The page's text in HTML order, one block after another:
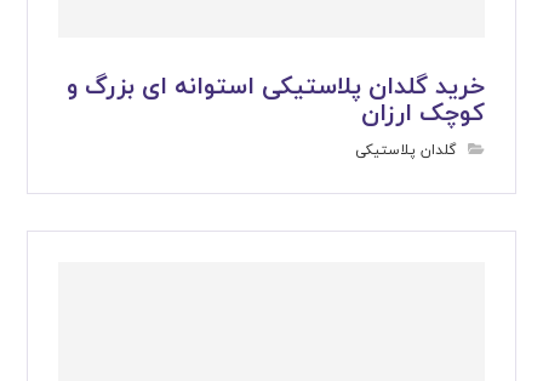
خرید گلدان پلاستیکی استوانه ای بزرگ و
کوچک ارزان
گلدان پلاستیکی